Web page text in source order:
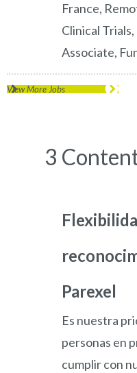
France,
Clinical
Associate,
View More Jobs
3
Parexel
Es nuestra
personas en
cumplir con